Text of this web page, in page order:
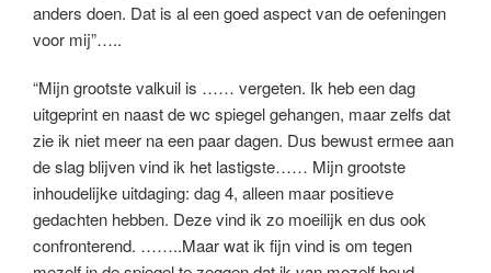
anders doen. Dat is al een goed aspect van de oefeningen
voor mij”…..
“Mijn grootste valkuil is …… vergeten. Ik heb een dag
uitgeprint en naast de wc spiegel gehangen, maar zelfs dat
zie ik niet meer na een paar dagen. Dus bewust ermee aan
de slag blijven vind ik het lastigste…… Mijn grootste
inhoudelijke uitdaging: dag 4, alleen maar positieve
gedachten hebben. Deze vind ik zo moeilijk en dus ook
confronterend. ……..Maar wat ik fijn vind is om tegen